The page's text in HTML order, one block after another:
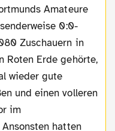
Amateure
0:0-
Zuschauern in
Roten Erde gehörte,
wieder gute
und einen volleren
im
hatten